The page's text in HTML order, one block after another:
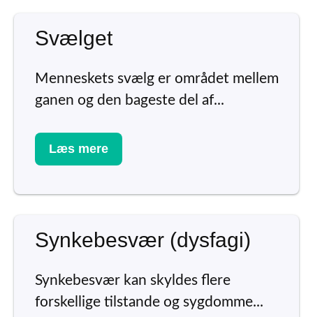
Svælget
Menneskets svælg er området mellem
ganen og den bageste del af...
Læs mere
Synkebesvær (dysfagi)
Synkebesvær kan skyldes flere
forskellige tilstande og sygdomme...